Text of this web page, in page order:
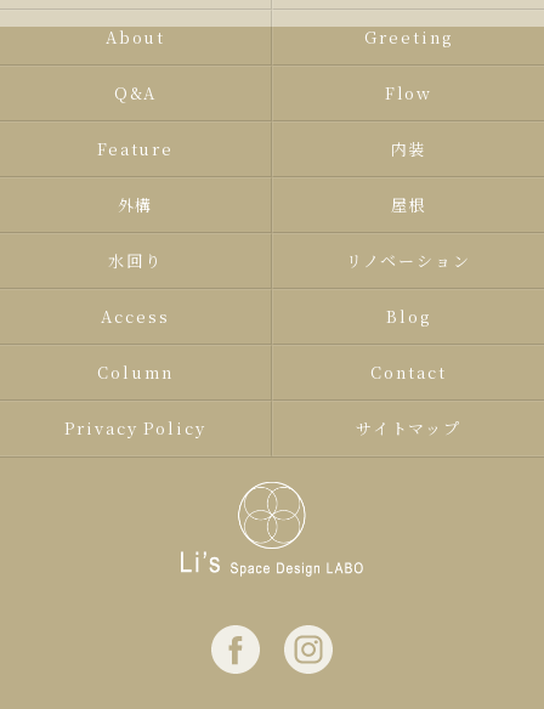
About Greeting
Q&A Flow
Feature 内装
外構 屋根
水回り リノベーション
Access Blog
Column Contact
Privacy Policy サイトマップ